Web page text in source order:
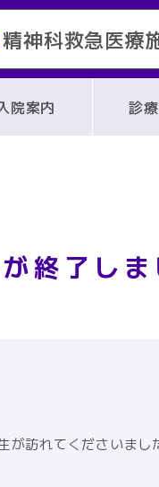
精神科救急医療
院案内 診
終了し
が訪れてくださいまし